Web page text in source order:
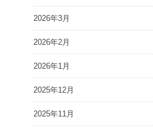
2026年3月
2026年2月
2026年1月
2025年12月
2025年11月